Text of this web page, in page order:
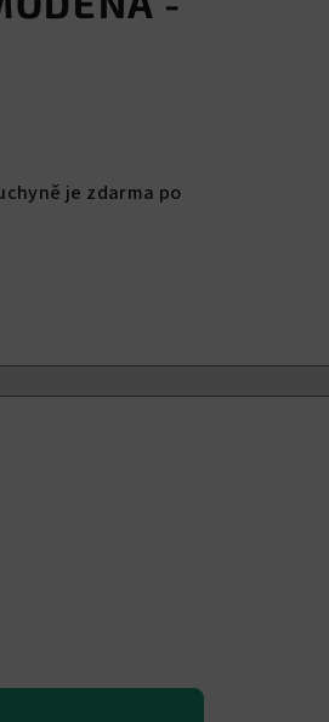
je zdarma po